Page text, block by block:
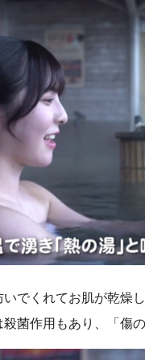
でくれてお肌が乾
菌作用もあり、「傷